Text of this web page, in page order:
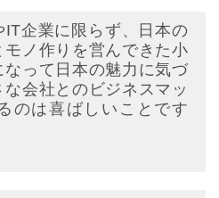
企業に限らず、日本の
モノ作りを営んできた小
って日本の魅力に気づ
会社とのビジネスマッ
のは喜ばしいことです